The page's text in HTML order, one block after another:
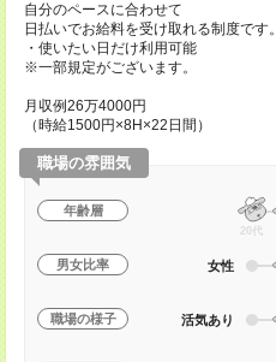
自分のペースに合わせて
日払いでお給料を受け取れる制度です。
・使いたい日だけ利用可能
※一部規定がございます。
月収例26万4000円
（時給1500円×8H×22日間）
職場の雰囲気
年齢層
20代
男女比率 女性
職場の様子 活気あり